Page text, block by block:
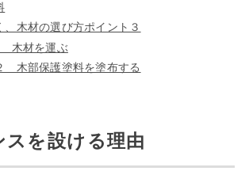
、木材の選び方ポイント３
木材を運ぶ
木部保護塗料を塗布する
スを設ける理由